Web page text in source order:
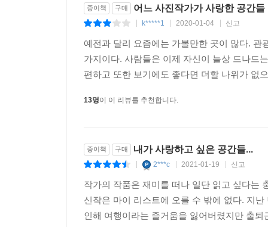
유머러스한 시각과 독창적인 관점이 돋보이는 장
2부 「그곳에서 쇼핑을 하면 즐거운 이유」에서
스타필드는 도시의 허기를 채워주는 공간으로
아름다움을 선사하고, 바쁘고 각박하게 살아
과감한 역발상이 돋보이는 동춘175만의 아름다움
담장을 낮춰 이웃 마을과 사이좋게 왕래하면서
마을의 풍경을 한 번에 바꿔 준 기업의 사옥, 하늘
4부 「개인 취향과 사회 가치가 제대로 구현된
아름다움을 실현한 사적 공간과 부천아트벙커
종이책 구매 어느 사진작가가 사랑한 공간들
k*****1 2020-01-04 신고
예전과 달리 요즘에는 가볼만한 곳이 많다.
가지이다. 사람들은 이제 자신이 늘상 드나드
편하고 또한 보기에도 좋다면 더할 나위가 없
13명이 이 리뷰를 추천합니다.
종이책 구매 내가 사랑하고 싶은 공간들...
2***c 2021-01-19 신고
작가의 작품은 재미를 떠나 일단 읽고 싶다는
신작은 마이 리스트에 오를 수 밖에 없다. 지
인해 여행이라는 즐거움을 잃어버렸지만 출